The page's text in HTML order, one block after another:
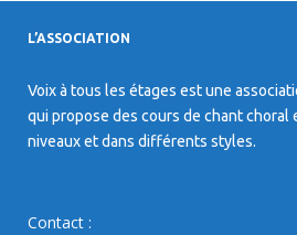
L’ASSOCIATION
Voix à tous les étages est une
qui propose des cours de chant choral
niveaux et dans différents styles.
Contact :